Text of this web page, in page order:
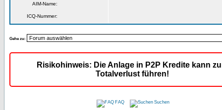
AIM-Name:
ICQ-Nummer:
Gehe zu:
Risikohinweis: Die Anlage in P2P Kredite kann
Totalverlust führen!
FAQ Suchen